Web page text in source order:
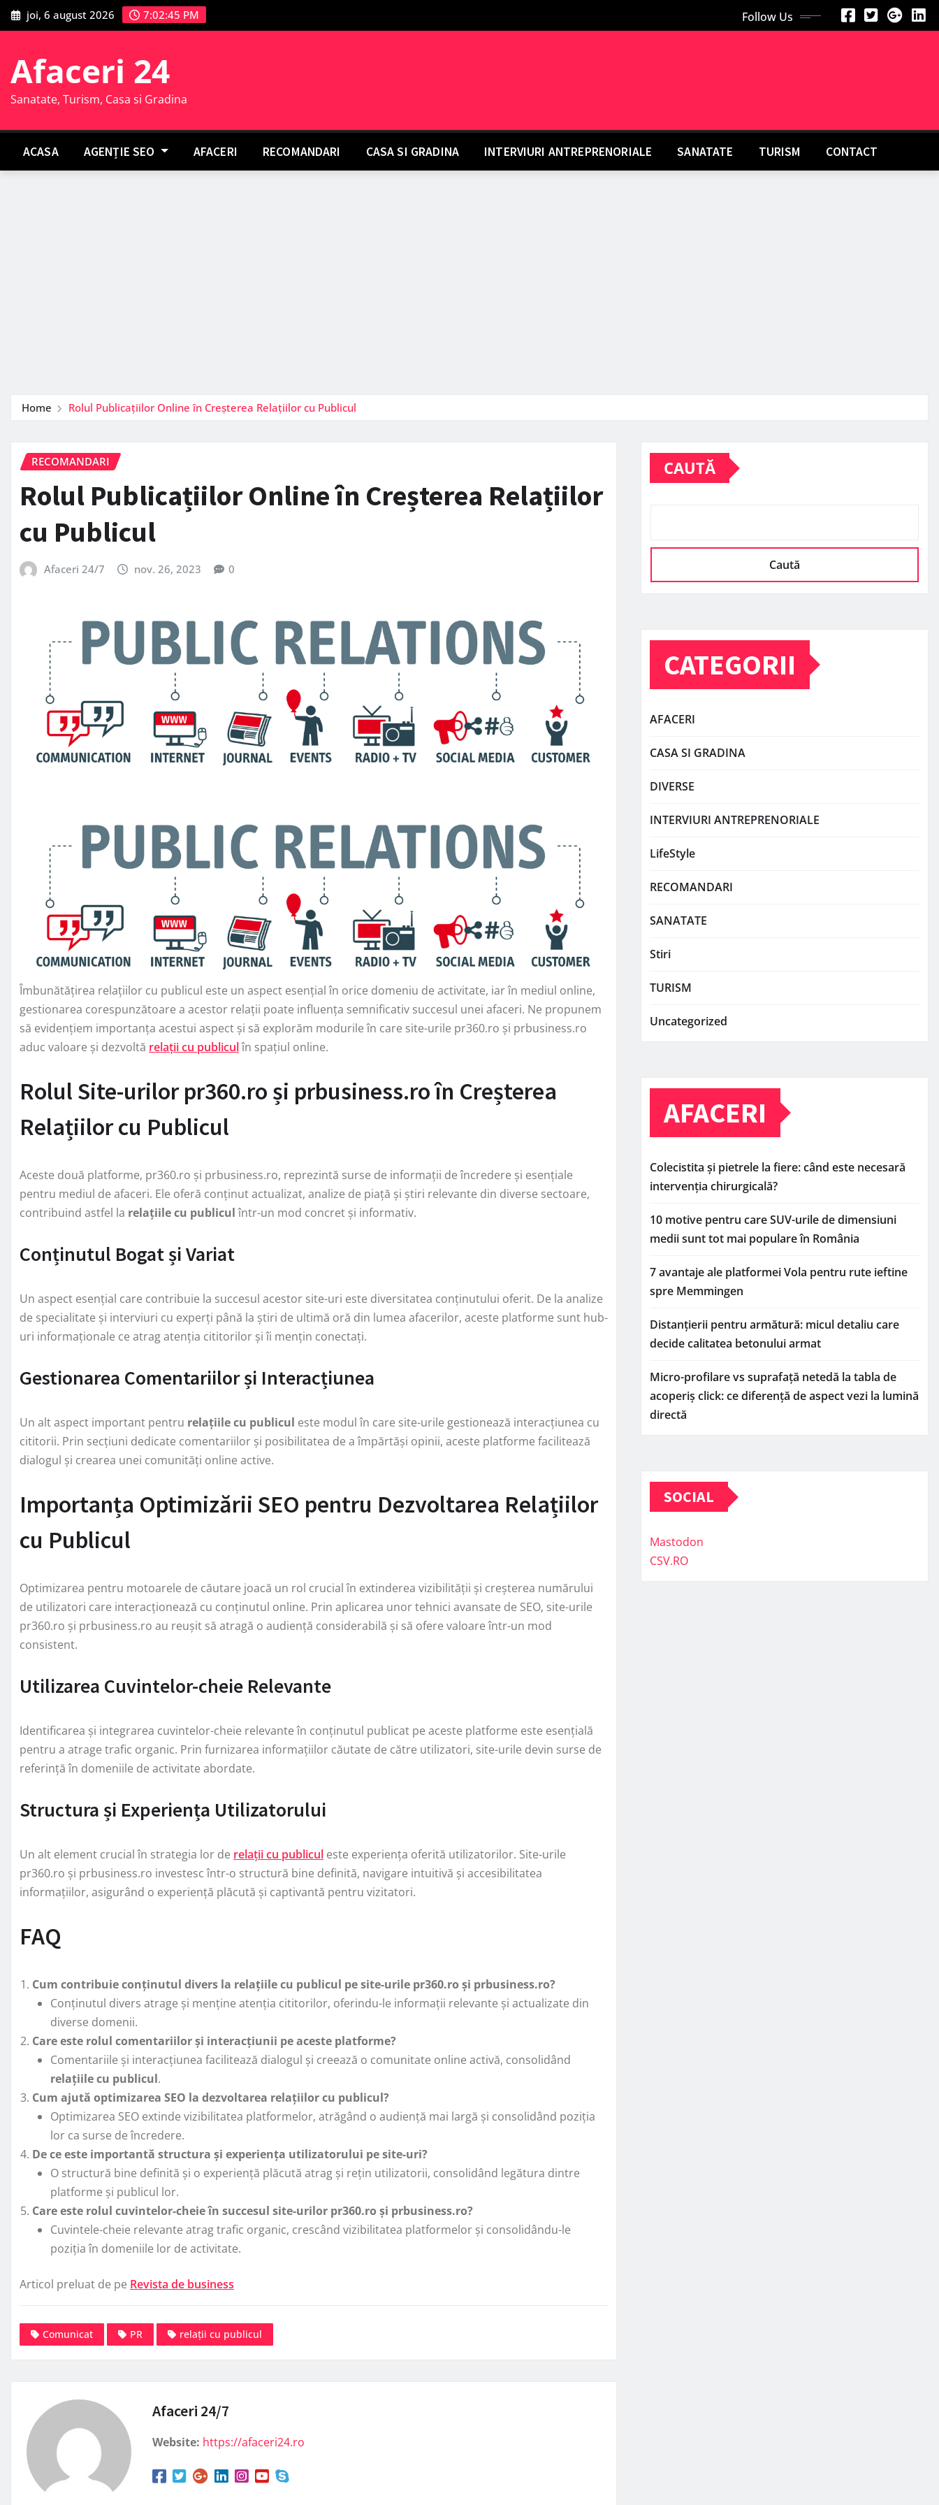
Skip
to
joi, 6 august 2026 7:02:46 PM Follow Us
Afaceri 24
Sanatate, Turism, Casa si Gradina
ACASA AGENȚIE SEO AFACERI RECOMANDARI CASA SI GRADINA INTERVIURI ANTREPRENORIALE SANATATE TURISM CONTACT
Home Rolul Publicațiilor Online în Creșterea Relațiilor cu Publicul
RECOMANDARI
Rolul Publicațiilor Online în Creșterea Relațiilor
cu Publicul
Afaceri 24/7 nov. 26, 2023 0
Îmbunătățirea relațiilor cu publicul este un aspect esențial în orice domeniu de activitate, iar în mediul online,
gestionarea corespunzătoare a acestor relații poate influența semnificativ succesul unei afaceri. Ne propunem
să evidențiem importanța acestui aspect și să explorăm modurile în care site-urile pr360.ro și prbusiness.ro
aduc valoare și dezvoltă relații cu publiculîn spațiul online.
Rolul Site-urilor pr360.ro și prbusiness.ro în Creșterea
Relațiilor cu Publicul
Aceste două platforme, pr360.ro și prbusiness.ro, reprezintă surse de informații de încredere și esențiale
pentru mediul de afaceri. Ele oferă conținut actualizat, analize de piață și știri relevante din diverse sectoare,
contribuind astfel la relațiile cu publiculîntr-un mod concret și informativ.
Conținutul Bogat și Variat
Un aspect esențial care contribuie la succesul acestor site-uri este diversitatea conținutului oferit. De la analize
de specialitate și interviuri cu experți până la știri de ultimă oră din lumea afacerilor, aceste platforme sunt hub-
uri informaționale ce atrag atenția cititorilor și îi mențin conectați.
Gestionarea Comentariilor și Interacțiunea
Un alt aspect important pentru relațiile cu publicul este modul în care site-urile gestionează interacțiunea cu
cititorii. Prin secțiuni dedicate comentariilor și posibilitatea de a împărtăși opinii, aceste platforme facilitează
dialogul și crearea unei comunități online active.
Importanța Optimizării SEO pentru Dezvoltarea Relațiilor
cu Publicul
Optimizarea pentru motoarele de căutare joacă un rol crucial în extinderea vizibilității și creșterea numărului
de utilizatori care interacționează cu conținutul online. Prin aplicarea unor tehnici avansate de SEO, site-urile
pr360.ro și prbusiness.ro au reușit să atragă o audiență considerabilă și să ofere valoare într-un mod
consistent.
Utilizarea Cuvintelor-cheie Relevante
Identificarea și integrarea cuvintelor-cheie relevante în conținutul publicat pe aceste platforme este esențială
pentru a atrage trafic organic. Prin furnizarea informațiilor căutate de către utilizatori, site-urile devin surse de
referință în domeniile de activitate abordate.
Structura și Experiența Utilizatorului
Un alt element crucial în strategia lor de relații cu publicul este experiența oferită utilizatorilor. Site-urile
pr360.ro și prbusiness.ro investesc într-o structură bine definită, navigare intuitivă și accesibilitatea
informațiilor, asigurând o experiență plăcută și captivantă pentru vizitatori.
FAQ
Cum contribuie conținutul divers la relațiile cu publicul pe site-urile pr360.ro și prbusiness.ro?
Conținutul divers atrage și menține atenția cititorilor, oferindu-le informații relevante și actualizate din
diverse domenii.
Care este rolul comentariilor și interacțiunii pe aceste platforme?
Comentariile și interacțiunea facilitează dialogul și creează o comunitate online activă, consolidând
relațiile cu publicul.
Cum ajută optimizarea SEO la dezvoltarea relațiilor cu publicul?
Optimizarea SEO extinde vizibilitatea platformelor, atrăgând o audiență mai largă și consolidând poziția
lor ca surse de încredere.
De ce este importantă structura și experiența utilizatorului pe site-uri?
O structură bine definită și o experiență plăcută atrag și rețin utilizatorii, consolidând legătura dintre
platforme și publicul lor.
Care este rolul cuvintelor-cheie în succesul site-urilor pr360.ro și prbusiness.ro?
Cuvintele-cheie relevante atrag trafic organic, crescând vizibilitatea platformelor și consolidându-le
poziția în domeniile lor de activitate.
Articol preluat de pe Revista de business
Comunicat PR relații cu publicul
Afaceri 24/7
Website: https://afaceri24.ro
CAUTĂ
Caută
CATEGORII
AFACERI
CASA SI GRADINA
DIVERSE
INTERVIURI ANTREPRENORIALE
LifeStyle
RECOMANDARI
SANATATE
Stiri
TURISM
Uncategorized
AFACERI
Colecistita și pietrele la fiere: când este necesară
intervenția chirurgicală?
10 motive pentru care SUV-urile de dimensiuni
medii sunt tot mai populare în România
7 avantaje ale platformei Vola pentru rute ieftine
spre Memmingen
Distanțierii pentru armătură: micul detaliu care
decide calitatea betonului armat
Micro-profilare vs suprafață netedă la tabla de
acoperiș click: ce diferență de aspect vezi la lumină
directă
SOCIAL
Mastodon
CSV.RO